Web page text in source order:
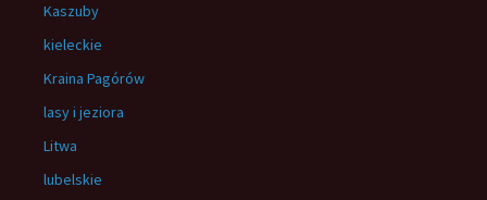
Kaszuby
kieleckie
Kraina Pagórów
lasy i jeziora
Litwa
lubelskie